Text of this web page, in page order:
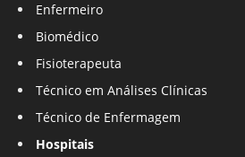
Enfermeiro
Biomédico
Fisioterapeuta
Técnico em Análises Clínicas
Técnico de Enfermagem
Hospitais